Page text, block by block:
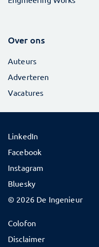
Over ons
Auteurs
Adverteren
Vacatures
© 2026 De Ingenieur
Colofon
Disclaimer
LinkedIn
Facebook
Instagram
Bluesky